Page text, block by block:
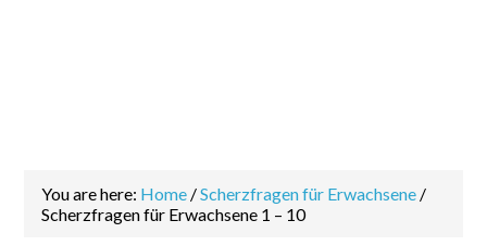
You are here: Home /Scherzfragen für Erwachsene /
Scherzfragen für Erwachsene 1 – 10